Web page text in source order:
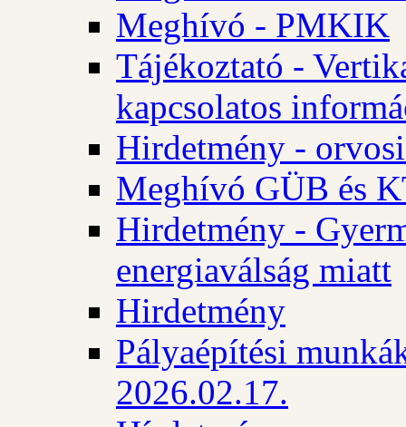
Meghívó - PMKIK
Tájékoztató -
kapcsolatos
Hirdetmény -
Meghívó GÜB és
Hirdetmény -
energiaválság miatt
Hirdetmény
Pályaépítési
2026.02.17.